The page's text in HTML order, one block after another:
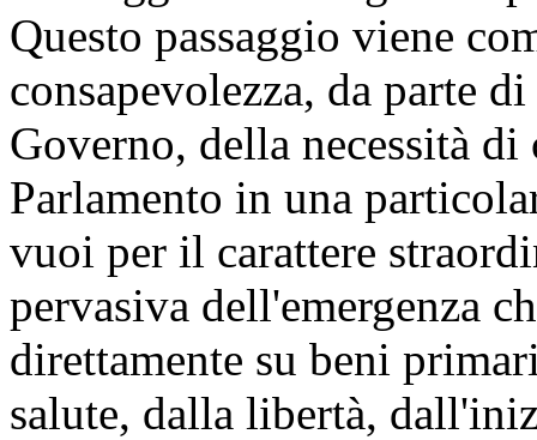
Questo passaggio viene
consapevolezza, da parte
Governo, della necessità
Parlamento in una
vuoi per il carattere
pervasiva dell'emergenza
direttamente su beni
salute, dalla libertà,